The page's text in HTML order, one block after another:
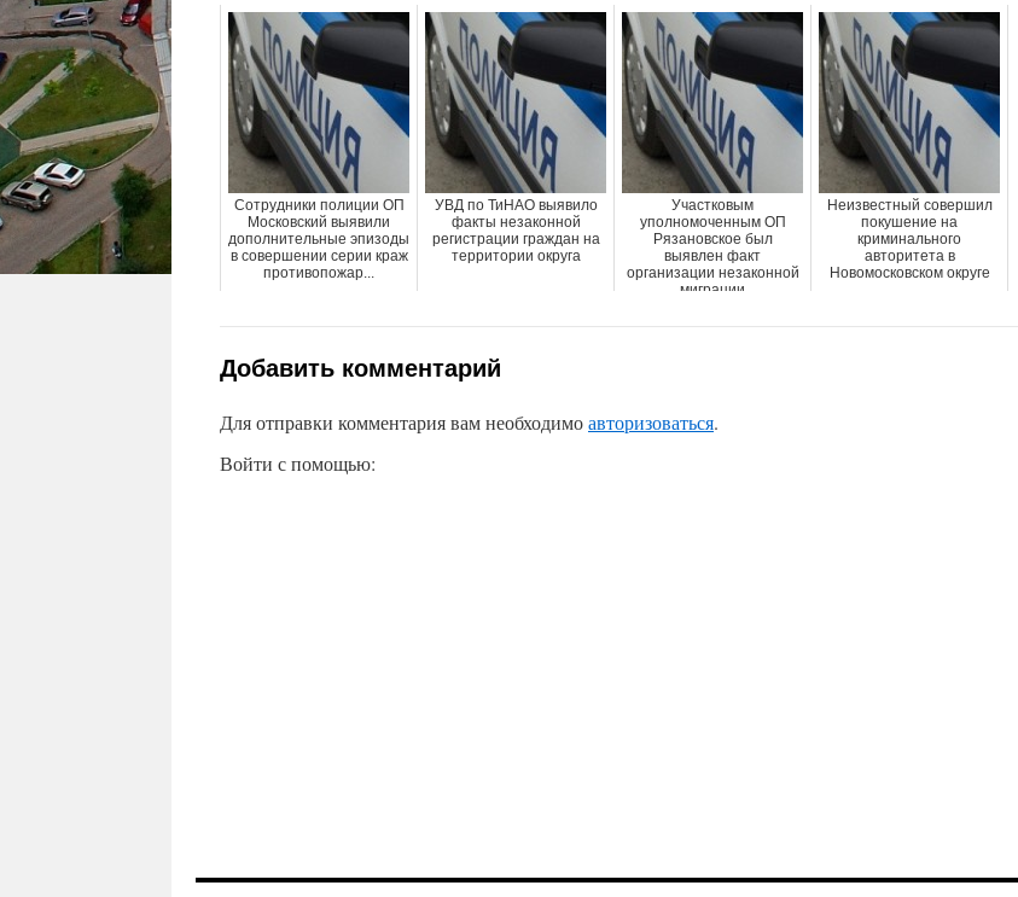
Сотрудники полиции ОП
Московский выявили
дополнительные эпизоды
в совершении серии краж
противопожар...
УВД по ТиНАО выявило
факты незаконной
регистрации граждан на
территории округа
Участковым
уполномоченным ОП
Рязановское был
выявлен факт
организации незаконной
миграции
Неизвестный совершил
покушение на
криминального
авторитета в
Новомосковском округе
Добавить комментарий
Для отправки комментария вам необходимоавторизоваться.
Войти с помощью: